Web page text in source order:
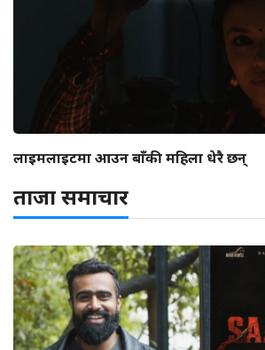
लाइमलाइटमा आउन बाँकी महिला धेरै छन्
ताजा समाचार